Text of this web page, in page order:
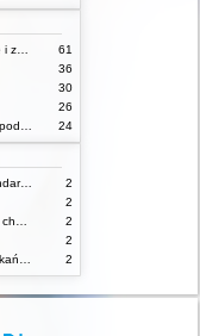
61
36
30
26
24
Stany zagrożenia życia: wybrane standardy opieki i procedury postępowania pielęgniarskiego
2
2
2
2
2